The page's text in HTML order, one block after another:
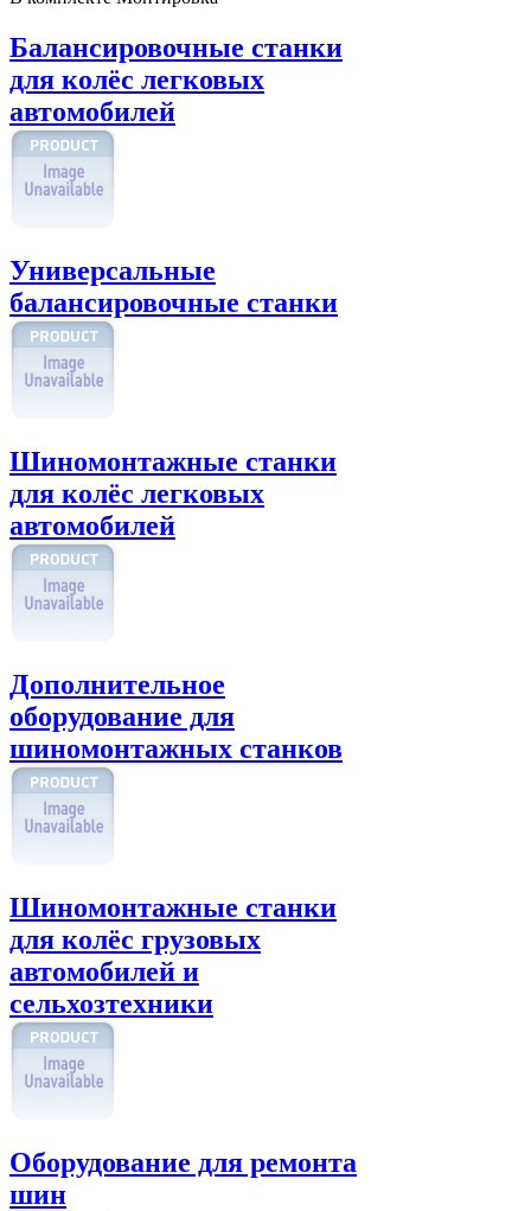
Балансировочные станки
для колёс легковых
автомобилей
Универсальные
балансировочные станки
Шиномонтажные станки
для колёс легковых
автомобилей
Дополнительное
оборудование для
шиномонтажных станков
Шиномонтажные станки
для колёс грузовых
автомобилей и
сельхозтехники
Оборудование для ремонта
шин